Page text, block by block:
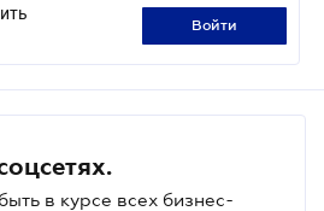
войти
в курсе всех бизнес-